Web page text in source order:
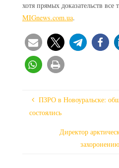
хотя прямых доказательств все
MIGnews.com.ua.
ПЗРО в Новоуральске:
состоялись
Директор